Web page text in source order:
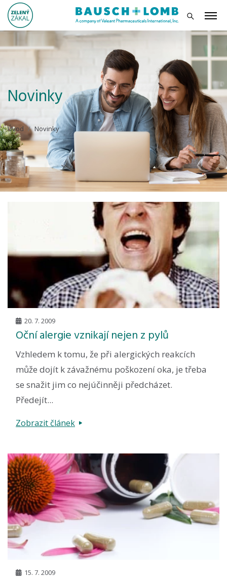
Novinky
Úvod Novinky
20. 7. 2009
Oční alergie vznikají nejen z pylů
Vzhledem k tomu, že při alergických reakcích
může dojít k závažnému poškození oka, je třeba
se snažit jim co nejúčinněji předcházet.
Předejít...
Zobrazit článek
15. 7. 2009